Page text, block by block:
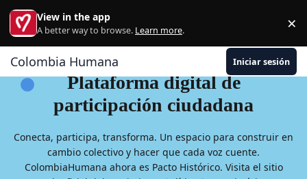
Ir al contenido
View in the app
A better way to browse. Learn more. ×
Colombia Humana Iniciar sesión
Plataforma digital de
participación ciudadana
Conecta, participa, transforma. Un espacio para construir en
cambio colectivo y hacer que cada voz cuente.
ColombiaHumana ahora es Pacto Histórico. Visita el sitio